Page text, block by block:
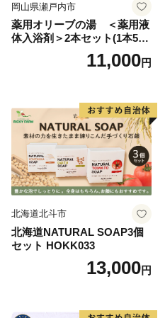
岡山県瀬戸内市
薬用オリーブの湯 ＜薬用液
体入浴剤＞2本セット(1本500
11,000円
北海道北斗市
北海道NATURAL SOAP3個
セット HOKK033
13,000円